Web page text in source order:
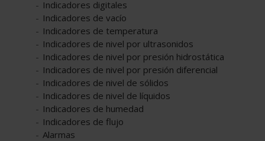
Indicadores digitales
Indicadores de vacío
Indicadores de temperatura
Indicadores de nivel por ultrasonidos
Indicadores de nivel por presión hidrostática
Indicadores de nivel por presión diferencial
Indicadores de nivel de sólidos
Indicadores de nivel de líquidos
Indicadores de humedad
Indicadores de flujo
Alarmas